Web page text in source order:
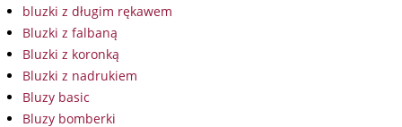
bluzki z długim rękawem
Bluzki z falbaną
Bluzki z koronką
Bluzki z nadrukiem
Bluzy basic
Bluzy bomberki